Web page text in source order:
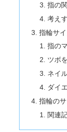
指の
考え
指輪サ
指の
ツボ
ネイ
ダイ
指輪の
関連